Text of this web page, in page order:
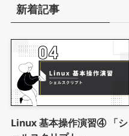
新着記事
Linux 基本操作演習④ 「シ